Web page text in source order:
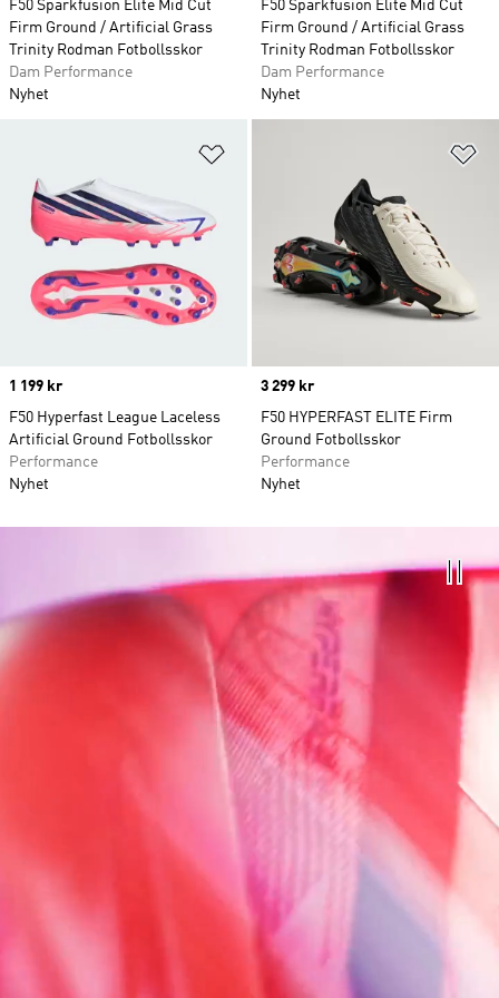
F50 Sparkfusion Elite Mid Cut
Firm Ground / Artificial Grass
Trinity Rodman Fotbollsskor
Dam Performance
Nyhet
F50 Sparkfusion Elite Mid Cut
Firm Ground / Artificial Grass
Trinity Rodman Fotbollsskor
Dam Performance
Nyhet
Price
1 199 kr
F50 Hyperfast League Laceless
Artificial Ground Fotbollsskor
Performance
Nyhet
Price
3 299 kr
F50 HYPERFAST ELITE Firm
Ground Fotbollsskor
Performance
Nyhet